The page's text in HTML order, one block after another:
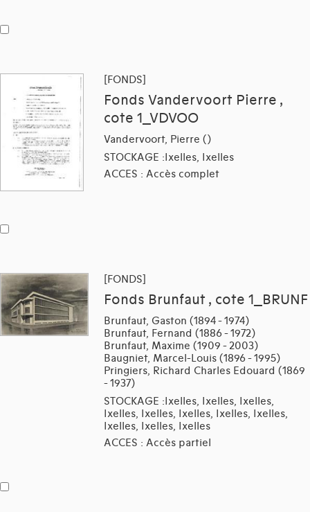
[FONDS]
Fonds Vandervoort Pierre ,
cote 1_VDVOO
Vandervoort, Pierre ()
STOCKAGE :Ixelles, Ixelles
ACCES : Accès complet
[FONDS]
Fonds Brunfaut , cote 1_BRUNF
Brunfaut, Gaston (1894 - 1974)
Brunfaut, Fernand (1886 - 1972)
Brunfaut, Maxime (1909 - 2003)
Baugniet, Marcel-Louis (1896 - 1995)
Pringiers, Richard Charles Edouard (1869
- 1937)
STOCKAGE :Ixelles, Ixelles, Ixelles,
Ixelles, Ixelles, Ixelles, Ixelles, Ixelles,
Ixelles, Ixelles, Ixelles
ACCES : Accès partiel